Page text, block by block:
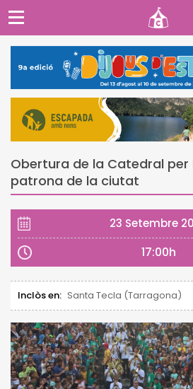
Obertura de la Catedral per
patrona de la ciutat
23 Setembre
17:00h
Inclòs en: Santa Tecla (Tarragona)